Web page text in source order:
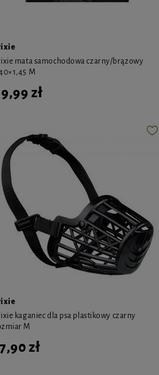
mata samochodowa czarny/brązowy
M
zł
kaganiec dla psa plastikowy czarny
M
zł